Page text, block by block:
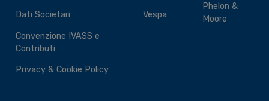
Dati Societari
Convenzione IVASS e
Contributi
Privacy & Cookie Policy
Vespa
Phelon &
Moore